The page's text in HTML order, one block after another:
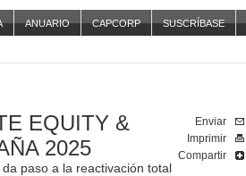
ANUARIO CAPCORP SUSCRÍBASE
Enviar
Imprimir
Compartir
EQUITY &
2025
paso a la reactivación total